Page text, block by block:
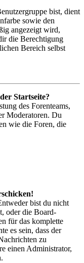
bist, dient
sowie den
angezeigt wird,
die Berechtigung
Bereich selbst
Startseite?
des Forenteams,
Moderatoren. Du
wie die Foren, die
bist du nicht
oder die Board-
für das komplette
es sein, dass der
zu
einen Administrator,